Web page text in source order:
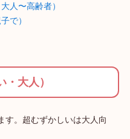
人〜高齢者）
で）
大人）
す。超むずかしいは大人向